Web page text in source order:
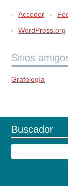
Acceder
WordPress.org
Sitios
Grafología
Buscador